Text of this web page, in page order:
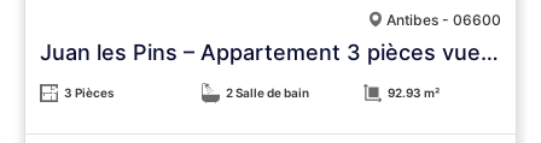
Antibes - 06600
Juan les Pins – Appartement 3 pièces vue mer, 93 m², 5e étage, résidence de standing, garage
3 Pièces 2 Salle de bain 92.93 m²